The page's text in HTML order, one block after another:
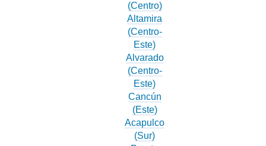
(Centro)
Altamira
(Centro-
Este)
Alvarado
(Centro-
Este)
Cancún
(Este)
Acapulco
(Sur)